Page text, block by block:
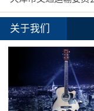
关于我们